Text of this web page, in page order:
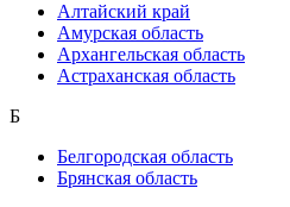
Алтайский край
Амурская область
Архангельская область
Астраханская область
Б
Белгородская область
Брянская область